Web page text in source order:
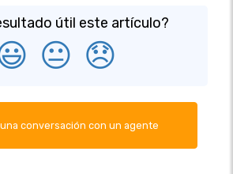
útil este artículo?
😐 😞
conversación con un agente